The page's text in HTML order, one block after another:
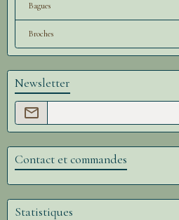
Bagues
Broches
Newsletter
Contact et commandes
Statistiques